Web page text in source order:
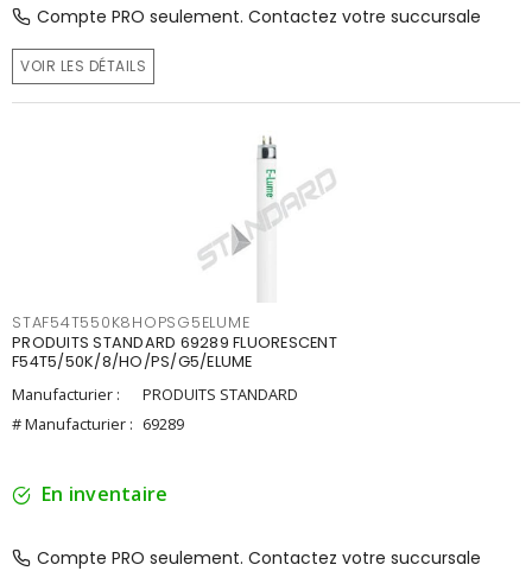
Compte PRO seulement. Contactez votre succursale
VOIR LES DÉTAILS
STAF54T550K8HOPSG5ELUME
PRODUITS STANDARD 69289 FLUORESCENT
F54T5/50K/8/HO/PS/G5/ELUME
Manufacturier :
PRODUITS STANDARD
# Manufacturier : 69289
En inventaire
Compte PRO seulement. Contactez votre succursale